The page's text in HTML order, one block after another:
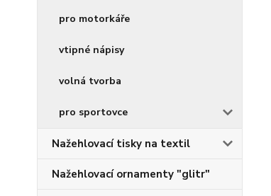
pro motorkáře
vtipné nápisy
volná tvorba
pro sportovce
Nažehlovací tisky na textil
Nažehlovací ornamenty "glitr"